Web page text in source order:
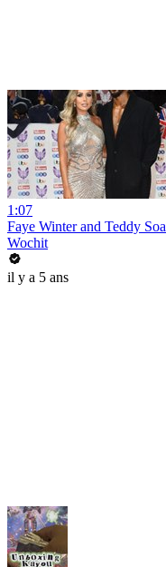
1:07
Faye Winter and Teddy
Wochit
il y a 5 ans